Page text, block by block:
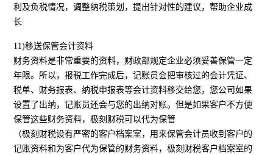
利及负税情况，调整纳税策划，提出针对性的建议，帮助企业成
长
11)移送保管会计资料
财务资料是非常重要的资料，财政部规定企业必须妥善保管一定
年限。所以，报税工作完成后，记账员会把审核过的会计凭证、
税单、财务报表、纳税申报表等会计资料移交给您，您公司如果
设置了出纳，记账员还会与您的出纳对账。但是如果客户不方便
保管这些财务资料，极刻财税可以代为保管
（极刻财税设有严密的客户档案室，用来保管会计员收到客户的
记账资料和为客户代为保管的财务资料，极刻财税客户档案室的